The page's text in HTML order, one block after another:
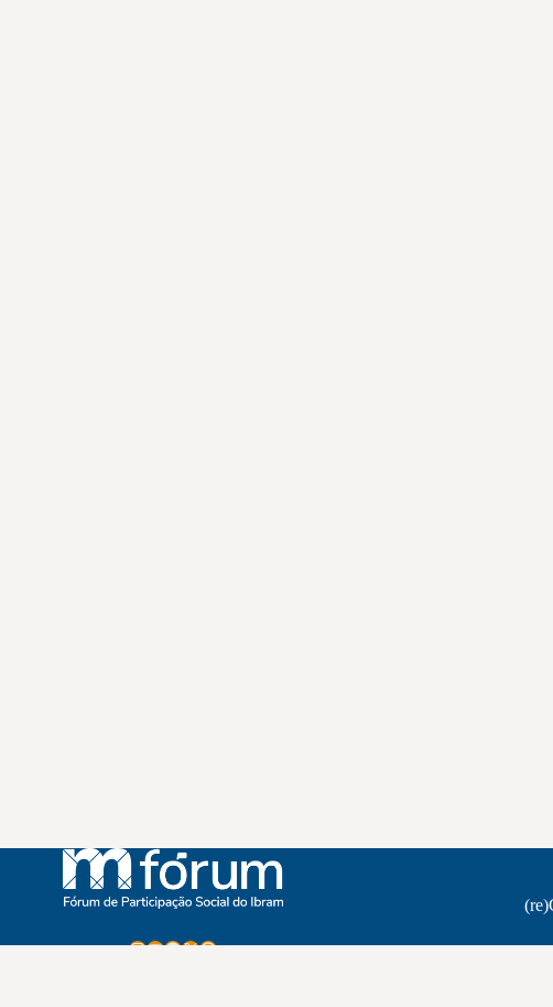
Instagram
Youtube
Facebook
X WhatsApp